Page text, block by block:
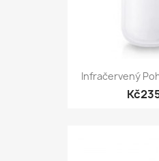
Infračervený